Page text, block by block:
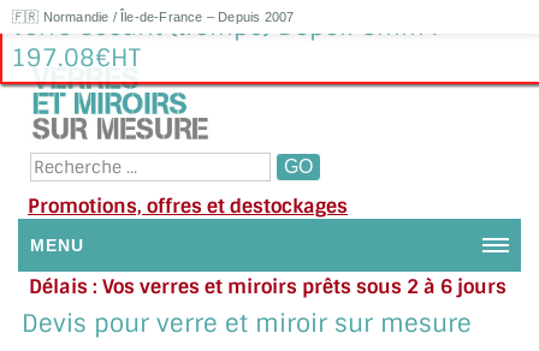
🇫🇷 Normandie / Île-de-France – Depuis 2007
Verre Sécurit (trempé) Dépoli 6mm :
197.08€HT
Promotions, offres et destockages
MENU
NOUS CONTACTER
Délais : Vos verres et miroirs prêts sous 2 à 6 jours
en moyenne
Besoin d'aide ?
Appelez ou envoyez un SMS au 06 79 92 33 38
Devis pour verre et miroir sur mesure